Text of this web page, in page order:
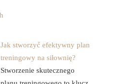
Jak stworzyć efektywny plan
treningowy na siłownię?
Stworzenie skutecznego